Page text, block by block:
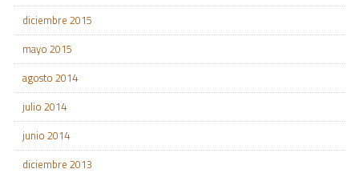
diciembre 2015
mayo 2015
agosto 2014
julio 2014
junio 2014
diciembre 2013